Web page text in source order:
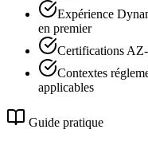
Expérience
en premier
Certifications
Contextes
applicables
Guide pratique